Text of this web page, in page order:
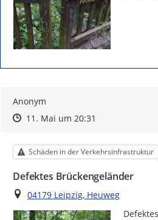
Anonym
Zeitpunkt des Erstellens
Zeitpunkt des Erstellens
11. Mai um 20:31
Kategorie
Schäden in der Verkehrsinfrastruktur
Defektes Brückengeländer
Ort
04179 Leipzig, Heuweg